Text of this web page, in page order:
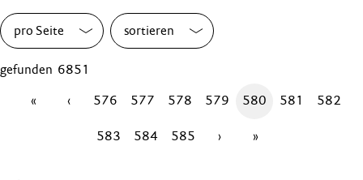
pro Seite sortieren
gefunden 6851
«
‹ 576 577 578 579 580 581 582
583 584 585 › »